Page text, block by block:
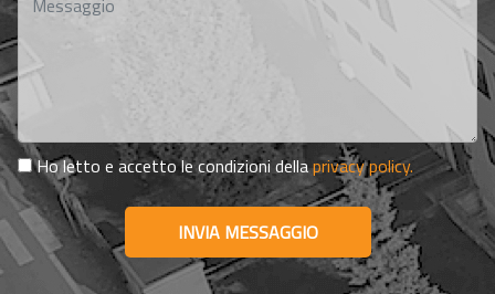
Ho letto e accetto le condizioni dellaprivacy policy.
INVIA MESSAGGIO